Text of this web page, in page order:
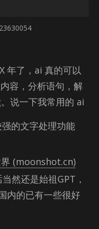
年了，ai 真的可以
容，分析语句，解
说一下我常用的 ai
的文字处理功能
(moonshot.cn)
然还是始祖GPT，
内的已有一些很好